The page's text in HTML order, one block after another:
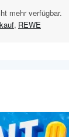
mehr verfügbar.
, REWE